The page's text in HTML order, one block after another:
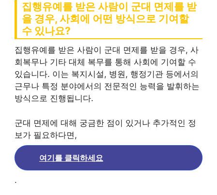
집행유예를 받은 사람이 군대 면제를 받
을 경우, 사회에 어떤 방식으로 기여할
수 있나요?
집행유예를 받은 사람이 군대 면제를 받을 경우, 사
회복무나 기타 대체 복무를 통해 사회에 기여할 수
있습니다. 이는 복지시설, 병원, 행정기관 등에서의
근무나 특정 분야에서의 전문적인 능력을 발휘하는
방식으로 진행됩니다.
군대 면제에 대해 궁금한 점이 있거나 추가적인 정
보가 필요하다면,
여기를 클릭하세요
.